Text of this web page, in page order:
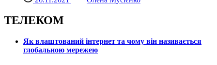
ТЕЛЕКОМ
Як влаштований інтернет та чому він називається
глобальною мережею